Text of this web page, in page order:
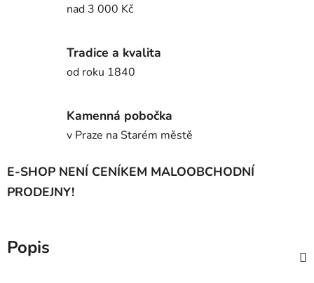
nad 3 000 Kč
Tradice a kvalita
od roku 1840
Kamenná pobočka
v Praze na Starém městě
E-SHOP NENÍ CENÍKEM MALOOBCHODNÍ
PRODEJNY!
Popis